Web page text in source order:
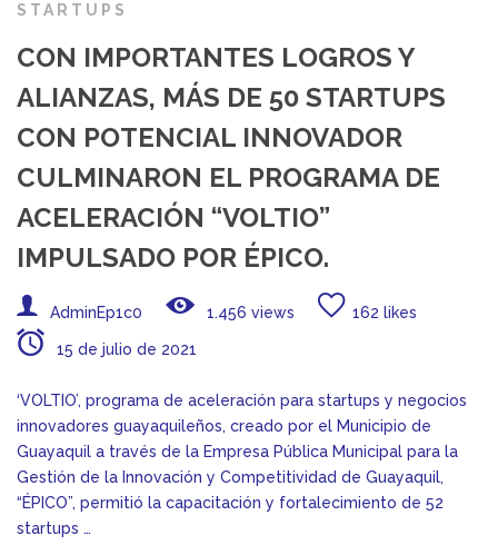
STARTUPS
CON IMPORTANTES LOGROS Y
ALIANZAS, MÁS DE 50 STARTUPS
CON POTENCIAL INNOVADOR
CULMINARON EL PROGRAMA DE
ACELERACIÓN “VOLTIO”
IMPULSADO POR ÉPICO.
AdminEp1c0 1.456 views 162 likes
15 de julio de 2021
‘VOLTIO’, programa de aceleración para startups y negocios
innovadores guayaquileños, creado por el Municipio de
Guayaquil a través de la Empresa Pública Municipal para la
Gestión de la Innovación y Competitividad de Guayaquil,
“ÉPICO”, permitió la capacitación y fortalecimiento de 52
startups …